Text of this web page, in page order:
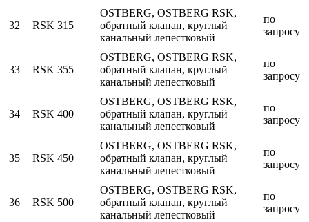
32 RSK 315
OSTBERG, OSTBERG RSK,
обратный клапан, круглый
канальный лепестковый
по
запросу
33 RSK 355
OSTBERG, OSTBERG RSK,
обратный клапан, круглый
канальный лепестковый
по
запросу
34 RSK 400
OSTBERG, OSTBERG RSK,
обратный клапан, круглый
канальный лепестковый
по
запросу
35 RSK 450
OSTBERG, OSTBERG RSK,
обратный клапан, круглый
канальный лепестковый
по
запросу
36 RSK 500
OSTBERG, OSTBERG RSK,
обратный клапан, круглый
канальный лепестковый
по
запросу